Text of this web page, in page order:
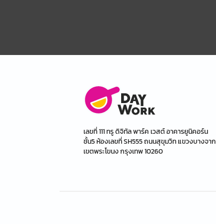
เลขที่ 111 ทรู ดิจิทัล พาร์ค เวสต์ อาคารยูนิคอร์น
ชั้น5 ห้องเลขที่ SH555 ถนนสุขุมวิท แขวงบางจาก
เขตพระโขนง กรุงเทพ 10260